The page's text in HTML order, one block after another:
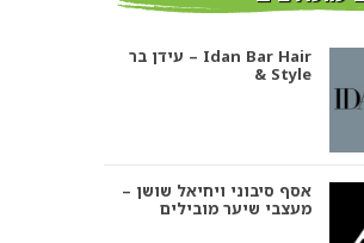
עידן בר – Idan Bar Hair
& Style
אסף סיבוני ויחיאל שושן –
מעצבי שיער מובילים